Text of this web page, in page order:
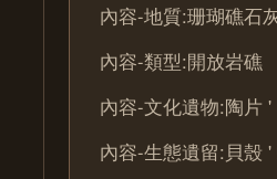
內容-地質:珊瑚礁石
內容-類型:開放岩礁
內容-文化遺物:陶片
內容-生態遺留:貝殼